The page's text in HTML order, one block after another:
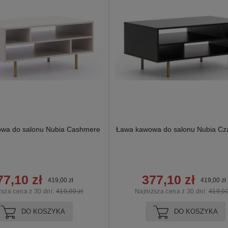
do salonu Nubia Cashmere
zł
419,00 zł
cena z 30 dni: 419,00 zł
DO KOSZYKA
Ława kawowa do salonu Nubia
377,10 zł
419,00 zł
Najniższa cena z 30 dni:
DO KOSZYKA